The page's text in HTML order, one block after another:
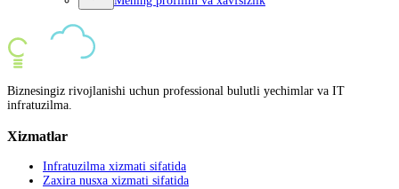
Biznesingiz rivojlanishi uchun professional bulutli yechimlar va IT
infratuzilma.
Xizmatlar
Infratuzilma xizmati sifatida
Zaxira nusxa xizmati sifatida